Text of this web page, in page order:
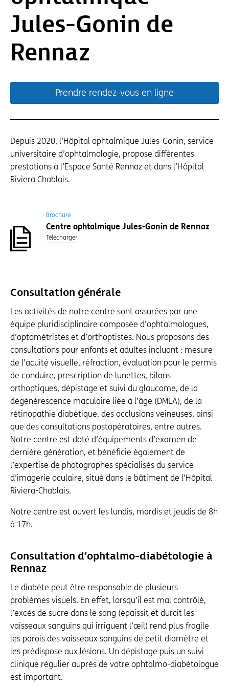
Jules-Gonin de
Rennaz
Prendre rendez-vous en ligne
Depuis 2020, l’Hôpital ophtalmique Jules-Gonin, service
universitaire d’ophtalmologie, propose différentes
prestations à l’Espace Santé Rennaz et dans l’Hôpital
Riviera Chablais.
Brochure
Centre ophtalmique Jules-Gonin de Rennaz
Télécharger
Consultation générale
Les activités de notre centre sont assurées par une
équipe pluridisciplinaire composée d’ophtalmologues,
d’optométristes et d’orthoptistes. Nous proposons des
consultations pour enfants et adultes incluant : mesure
de l’acuité visuelle, réfraction, évaluation pour le permis
de conduire, prescription de lunettes, bilans
orthoptiques, dépistage et suivi du glaucome, de la
dégénérescence maculaire liée à l’âge (DMLA), de la
rétinopathie diabétique, des occlusions veineuses, ainsi
que des consultations postopératoires, entre autres.
Notre centre est doté d’équipements d’examen de
dernière génération, et bénéficie également de
l’expertise de photographes spécialisés du service
d’imagerie oculaire, situé dans le bâtiment de l’Hôpital
Riviera-Chablais.
Notre centre est ouvert les lundis, mardis et jeudis de 8h
à 17h.
Consultation d’ophtalmo-diabétologie à
Rennaz
Le diabète peut être responsable de plusieurs
problèmes visuels. En effet, lorsqu’il est mal contrôlé,
l’excès de sucre dans le sang (épaissit et durcit les
vaisseaux sanguins qui irriguent l’œil) rend plus fragile
les parois des vaisseaux sanguins de petit diamètre et
les prédispose aux lésions. Un dépistage puis un suivi
clinique régulier auprès de votre ophtalmo-diabétologue
est important.